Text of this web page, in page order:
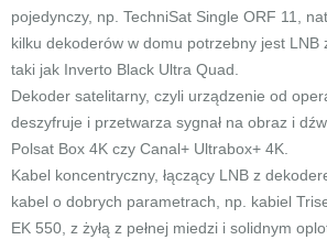
pojedynczy, np. TechniSat Single ORF 11,
kilku dekoderów w domu potrzebny jest LNB
taki jak Inverto Black Ultra Quad.
Dekoder satelitarny, czyli urządzenie od
deszyfruje i przetwarza sygnał na obraz i
Polsat Box 4K czy Canal+ Ultrabox+ 4K.
Kabel koncentryczny, łączący LNB z
kabel o dobrych parametrach, np. kabiel
EK 550, z żyłą z pełnej miedzi i solidnym